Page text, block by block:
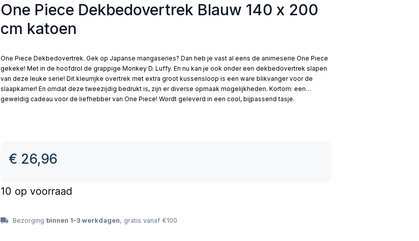
One Piece Dekbedovertrek Blauw 140 x 200
cm katoen
One Piece Dekbedovertrek. Gek op Japanse mangaseries? Dan heb je vast al eens de animeserie One Piece
gekeke! Met in de hoofdrol de grappige Monkey D. Luffy. En nu kan je ook onder een dekbedovertrek slapen
van deze leuke serie! Dit kleurrijke overtrek met extra groot kussensloop is een ware blikvanger voor de
slaapkamer! En omdat deze tweezijdig bedrukt is, zijn er diverse opmaak mogelijkheden. Kortom: een
geweldig cadeau voor de liefhebber van One Piece! Wordt geleverd in een cool, bijpassend tasje.
€ 26,96
10 op voorraad
Bezorging binnen 1–3 werkdagen, gratis vanaf €100